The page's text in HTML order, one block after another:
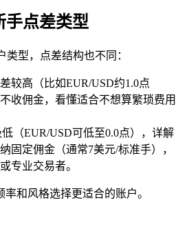
点差类型
型，点差结构也不同：
较高（比如EUR/USD约1.0点
收佣金，看懂适合不想算繁琐费用
低（EUR/USD可低至0.0点），详解
固定佣金（通常7美元/标准手），
专业交易者。
和风格选择更适合的账户。